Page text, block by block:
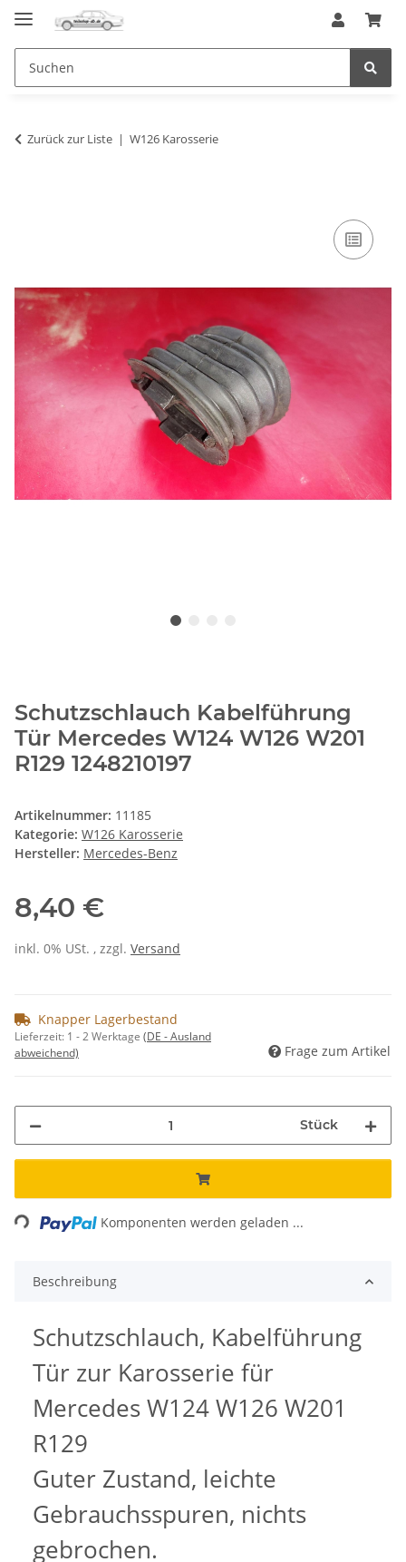
Zurück zur Liste W126 Karosserie
Schutzschlauch Kabelführung
Tür Mercedes W124 W126 W201
R129 1248210197
Artikelnummer: 11185
Kategorie: W126 Karosserie
Hersteller: Mercedes-Benz
8,40 €
inkl. 0% USt. , zzgl. Versand
Knapper Lagerbestand
Lieferzeit: 1 - 2 Werktage (DE - Ausland
abweichend)
Frage zum Artikel
Stück
Loading... Komponenten werden geladen ...
Beschreibung
Schutzschlauch, Kabelführung
Tür zur Karosserie für
Mercedes W124 W126 W201
R129
Guter Zustand, leichte
Gebrauchsspuren, nichts
gebrochen.